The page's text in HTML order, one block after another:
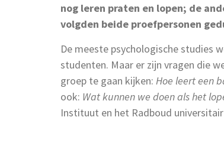
nog leren praten en lopen; de
volgden beide proefpersonen
De meeste psychologische studies
studenten. Maar er zijn vragen die
groep te gaan kijken: Hoe leert een
ook: Wat kunnen we doen als het
Instituut en het Radboud